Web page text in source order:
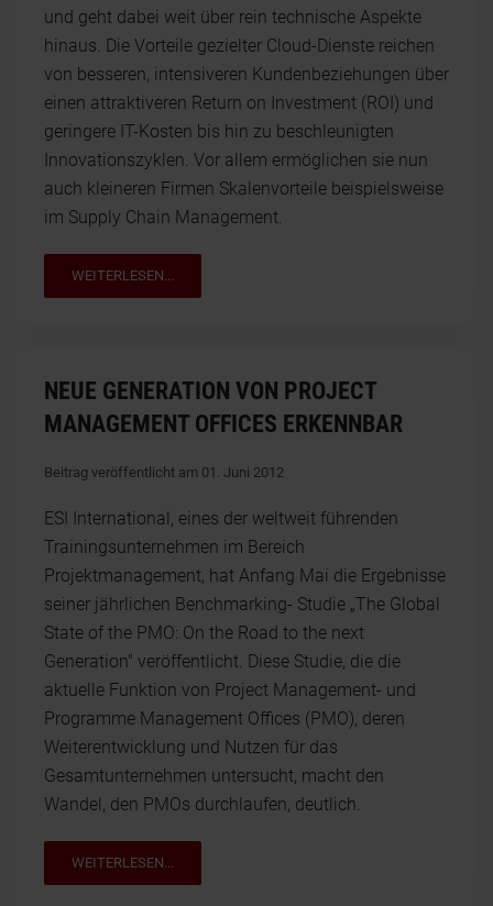
und geht dabei weit über rein technische Aspekte
hinaus. Die Vorteile gezielter Cloud-Dienste reichen
von besseren, intensiveren Kundenbeziehungen über
einen attraktiveren Return on Investment (ROI) und
geringere IT-Kosten bis hin zu beschleunigten
Innovationszyklen. Vor allem ermöglichen sie nun
auch kleineren Firmen Skalenvorteile beispielsweise
im Supply Chain Management.
WEITERLESEN...
NEUE GENERATION VON PROJECT
MANAGEMENT OFFICES ERKENNBAR
Beitrag veröffentlicht am 01. Juni 2012
ESI International, eines der weltweit führenden
Trainingsunternehmen im Bereich
Projektmanagement, hat Anfang Mai die Ergebnisse
seiner jährlichen Benchmarking- Studie „The Global
State of the PMO: On the Road to the next
Generation" veröffentlicht. Diese Studie, die die
aktuelle Funktion von Project Management- und
Programme Management Offices (PMO), deren
Weiterentwicklung und Nutzen für das
Gesamtunternehmen untersucht, macht den
Wandel, den PMOs durchlaufen, deutlich.
WEITERLESEN...